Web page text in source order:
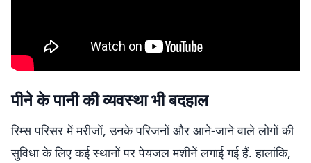
पीने के पानी की व्यवस्था भी बदहाल
रिम्स परिसर में मरीजों, उनके परिजनों और आने-जाने वाले लोगों की
सुविधा के लिए कई स्थानों पर पेयजल मशीनें लगाई गई हैं. हालांकि,